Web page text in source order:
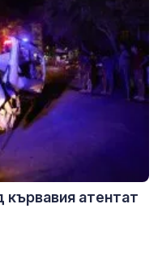
атентат